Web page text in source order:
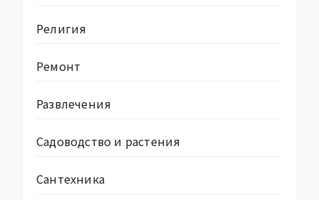
Религия
Ремонт
Развлечения
Садоводство и растения
Сантехника